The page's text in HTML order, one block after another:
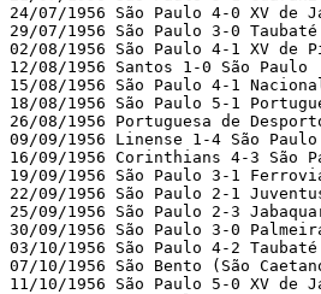
24/07/1956 São Paulo 4-0
29/07/1956 São Paulo 3-0
02/08/1956 São Paulo 4-1 XV
12/08/1956 Santos 1-0 São
15/08/1956 São Paulo 4-1
18/08/1956 São Paulo 5-1
26/08/1956 Portuguesa de Desportos 3-2 São
09/09/1956 Linense 1-4 São
16/09/1956 Corinthians 4-3
19/09/1956 São Paulo 3-1
22/09/1956 São Paulo 2-1
25/09/1956 São Paulo 2-3
30/09/1956 São Paulo 3-0
03/10/1956 São Paulo 4-2 Taubaté
07/10/1956 São Bento (São
11/10/1956 São Paulo 5-0 XV de